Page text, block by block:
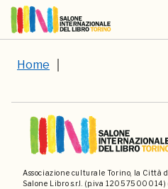
Home
Associazione culturale Torino, la Città
Salone Libro s.r.l. (p.iva